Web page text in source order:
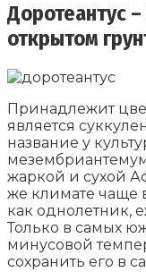
Доротеантус
открытом
Принадлежит
является
название у
жаркой и сухой
же климате чаще
как однолетник,
Только в самых
минусовой
сохранить его в